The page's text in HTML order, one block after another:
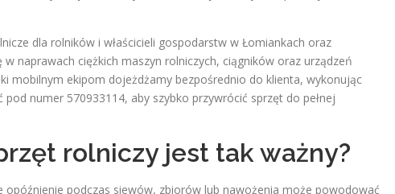
dla rolników i właścicieli gospodarstw w Łomiankach oraz
naprawach ciężkich maszyn rolniczych, ciągników oraz urządzeń
mobilnym ekipom dojeżdżamy bezpośrednio do klienta, wykonując
numer 570933114, aby szybko przywrócić sprzęt do pełnej
rolniczy jest tak ważny?
opóźnienie podczas siewów, zbiorów lub nawożenia może powodować